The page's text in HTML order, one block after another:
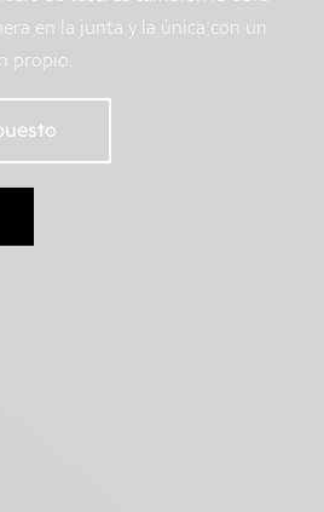
en la junta y la única con un
propio.